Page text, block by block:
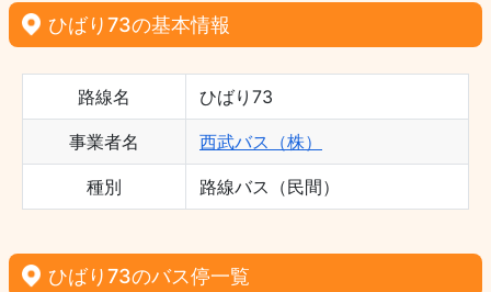
ひばり73の基本情報
路線名 ひばり73
事業者名 西武バス（株）
種別 路線バス（民間）
ひばり73のバス停一覧